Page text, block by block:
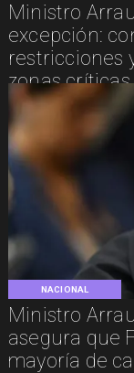
Ministro
excepción:
restricciones
zonas críticas
NACIONAL
Ministro
asegura que
mayoría de